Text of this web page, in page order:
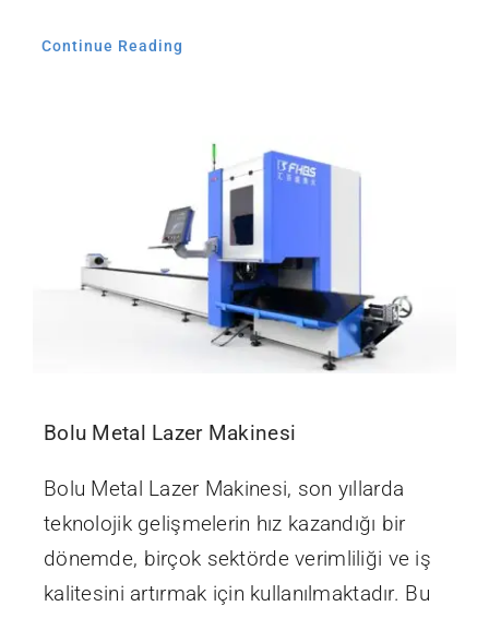
Continue Reading
Bolu Metal Lazer Makinesi
Bolu Metal Lazer Makinesi, son yıllarda
teknolojik gelişmelerin hız kazandığı bir
dönemde, birçok sektörde verimliliği ve iş
kalitesini artırmak için kullanılmaktadır. Bu